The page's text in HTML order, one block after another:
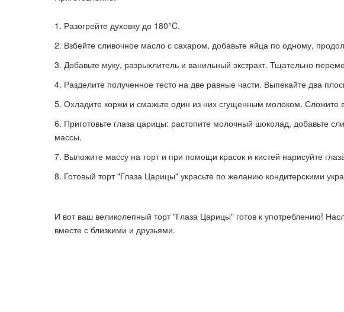
Разогрейте духовку до 180°C.
Взбейте сливочное масло с сахаром, добавьте яйца по одному,
Добавьте муку, разрыхлитель и ванильный экстракт. Тщательно
Разделите полученное тесто на две равные части. Выпекайте два
Охладите коржи и смажьте один из них сгущенным молоком. Сложите
Приготовьте глаза царицы: растопите молочный шоколад, добавьте
массы.
Выложите массу на торт и при помощи красок и кистей нарисуйте
Готовый торт "Глаза Царицы" украсьте по желанию кондитерскими
И вот ваш великолепный торт "Глаза Царицы" готов к употреблению!
вместе с близкими и друзьями.